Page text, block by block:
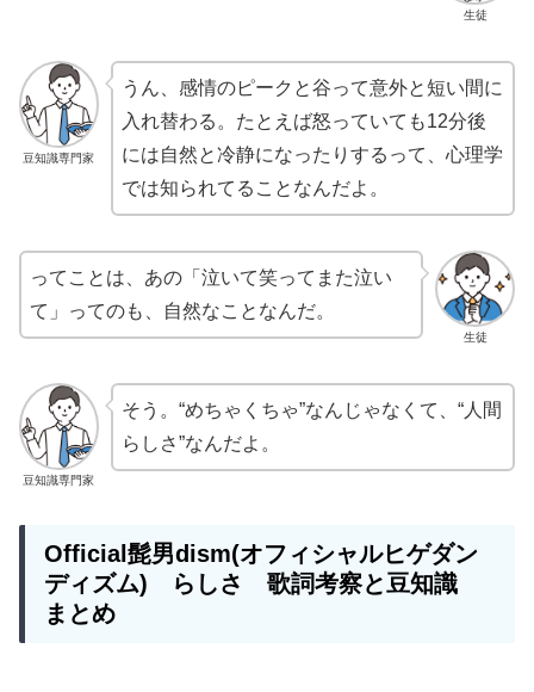
生徒
豆知識専門家
うん、感情のピークと谷って意外と短い間に
入れ替わる。たとえば怒っていても12分後
には自然と冷静になったりするって、心理学
では知られてることなんだよ。
生徒
ってことは、あの「泣いて笑ってまた泣い
て」ってのも、自然なことなんだ。
豆知識専門家
そう。“めちゃくちゃ”なんじゃなくて、“人間
らしさ”なんだよ。
Official髭男dism(オフィシャルヒゲダン
ディズム) らしさ 歌詞考察と豆知識
まとめ